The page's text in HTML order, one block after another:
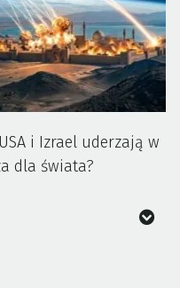
i Izrael uderzają w
dla świata?